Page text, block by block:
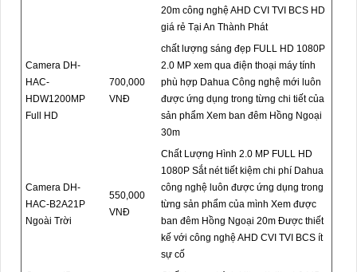
20m công nghệ AHD CVI TVI BCS HD
giá rẻ Tại An Thành Phát
Camera DH-
HAC-
HDW1200MP
Full HD
700,000
VNĐ
chất lượng sáng đẹp FULL HD 1080P
2.0 MP xem qua điện thoại máy tính
phù hợp Dahua Công nghệ mới luôn
được ứng dụng trong từng chi tiết của
sản phẩm Xem ban đêm Hồng Ngoại
30m
Camera DH-
HAC-B2A21P
Ngoài Trời
550,000
VNĐ
Chất Lượng Hình 2.0 MP FULL HD
1080P Sắt nét tiết kiệm chi phí Dahua
công nghệ luôn được ứng dụng trong
từng sản phẩm của mình Xem được
ban đêm Hồng Ngoại 20m Được thiết
kế với công nghệ AHD CVI TVI BCS ít
sự cố